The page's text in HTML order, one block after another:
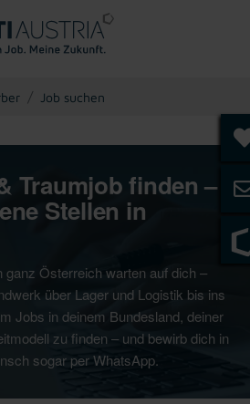
Job suchen
Traumjob finden –
Stellen in
ganz Österreich warten auf dich –
über Lager und Logistik bis ins
Jobs in deinem Bundesland, deiner
zu finden – und bewirb dich in
sogar per WhatsApp.